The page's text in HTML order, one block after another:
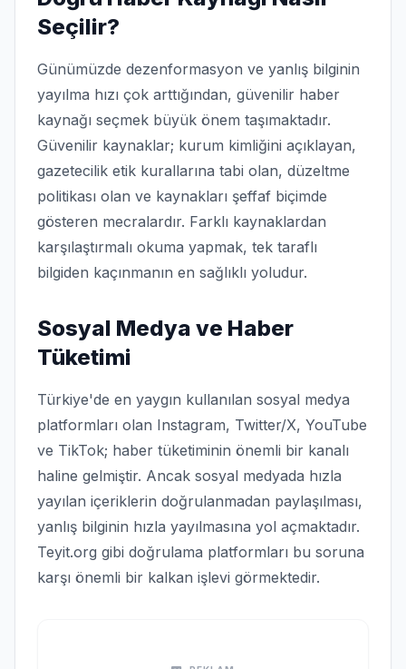
Seçilir?
Günümüzde dezenformasyon ve yanlış bilginin
yayılma hızı çok arttığından, güvenilir haber
kaynağı seçmek büyük önem taşımaktadır.
Güvenilir kaynaklar; kurum kimliğini açıklayan,
gazetecilik etik kurallarına tabi olan, düzeltme
politikası olan ve kaynakları şeffaf biçimde
gösteren mecralardır. Farklı kaynaklardan
karşılaştırmalı okuma yapmak, tek taraflı
bilgiden kaçınmanın en sağlıklı yoludur.
Sosyal Medya ve Haber
Tüketimi
Türkiye'de en yaygın kullanılan sosyal medya
platformları olan Instagram, Twitter/X, YouTube
ve TikTok; haber tüketiminin önemli bir kanalı
haline gelmiştir. Ancak sosyal medyada hızla
yayılan içeriklerin doğrulanmadan paylaşılması,
yanlış bilginin hızla yayılmasına yol açmaktadır.
Teyit.org gibi doğrulama platformları bu soruna
karşı önemli bir kalkan işlevi görmektedir.